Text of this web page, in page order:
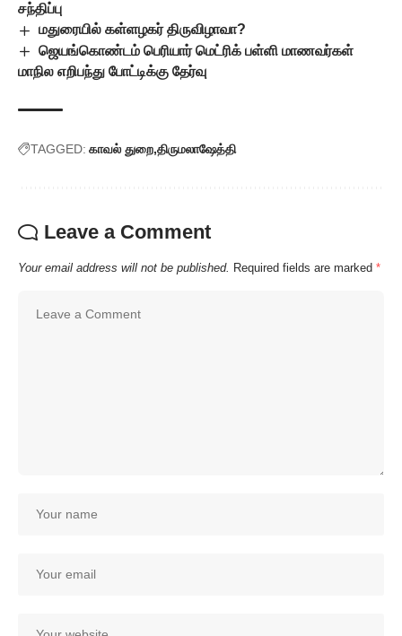
சந்திப்பு
மதுரையில் கள்ளழகர் திருவிழாவா?
ஜெயங்கொண்டம் பெரியார் மெட்ரிக் பள்ளி மாணவர்கள்
மாநில எறிபந்து போட்டிக்கு தேர்வு
TAGGED: காவல் துறை திருமலாஷேத்தி
Leave a Comment
Your email address will not be published. Required fields are marked *